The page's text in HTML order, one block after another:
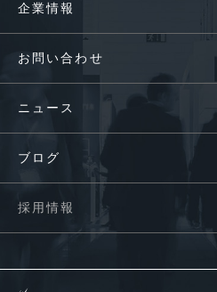
企業情報
お問い合わせ
ニュース
ブログ
採用情報